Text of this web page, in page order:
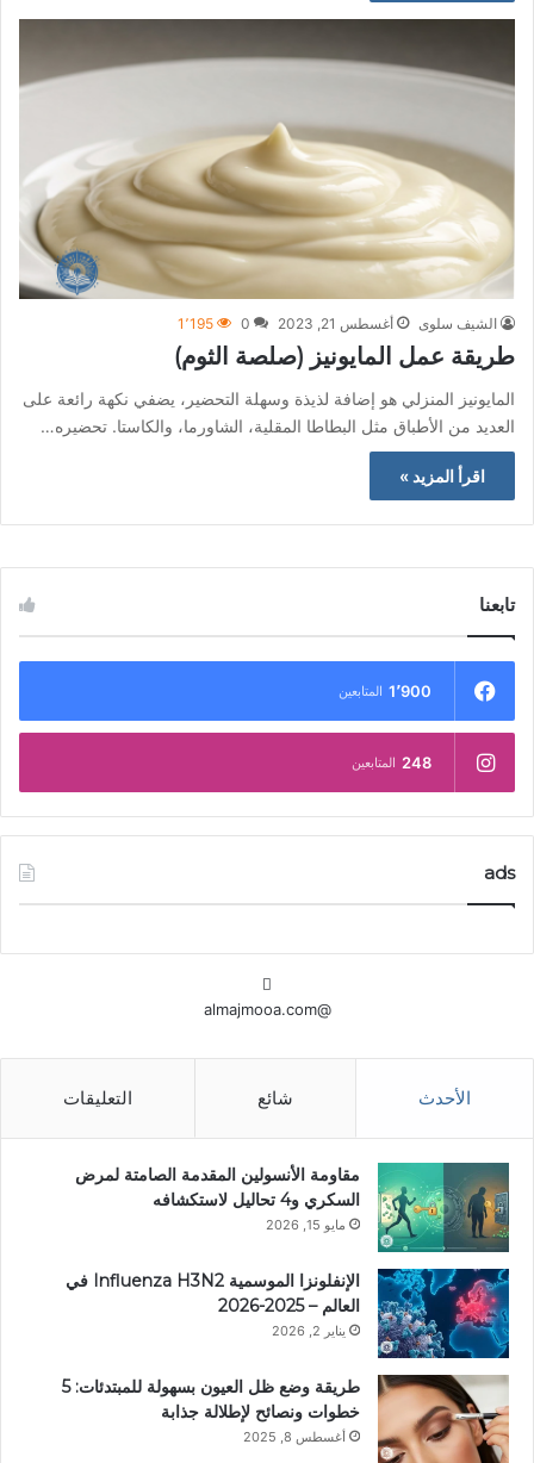
الشيف سلوى أغسطس 21, 2023 0 1٬195
طريقة عمل المايونيز (صلصة الثوم)
المايونيز المنزلي هو إضافة لذيذة وسهلة التحضير، يضفي نكهة رائعة على
العديد من الأطباق مثل البطاطا المقلية، الشاورما، والكاستا. تحضيره…
اقرأ المزيد »
تابعنا
1٬900 المتابعين
248 المتابعين
ads
@almajmooa.com
الأحدث شائع التعليقات
مقاومة الأنسولين المقدمة الصامتة لمرض
السكري و4 تحاليل لاستكشافه
مايو 15, 2026
الإنفلونزا الموسمية Influenza H3N2 في
العالم – 2025-2026
يناير 2, 2026
طريقة وضع ظل العيون بسهولة للمبتدئات: 5
خطوات ونصائح لإطلالة جذابة
أغسطس 8, 2025